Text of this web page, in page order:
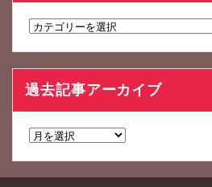
販
テ
ゴ
リ
ー
(五
十
過去記事アーカイブ
過